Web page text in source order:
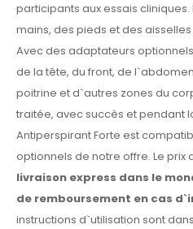
participants aux essais
mains, des pieds et des
Avec des adaptateurs
de la tête, du front, de
poitrine et d`autres zones du
traitée, avec succès et pendant
Antiperspirant Forte est
optionnels de notre offre. Le prix
livraison express dans le
de remboursement en cas
instructions d`utilisation sont